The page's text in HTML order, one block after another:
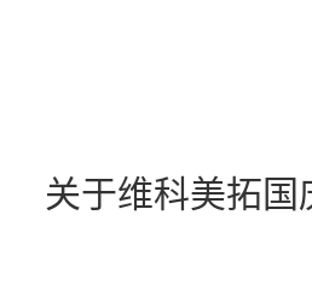
关于维科美拓